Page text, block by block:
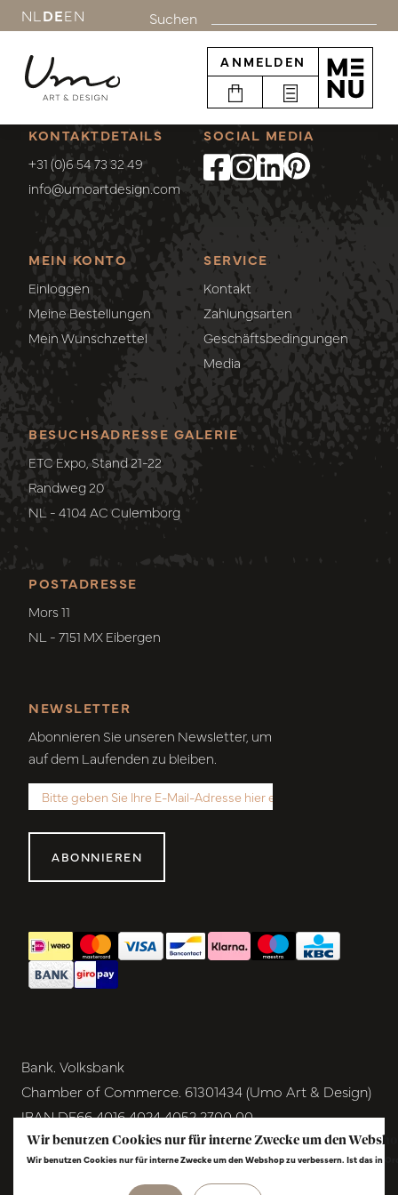
NL DEEN Suchen
ANMELDEN
Schlagworte
KONTAKTDETAILS
+31 (0)6 54 73 32 49
info@umoartdesign.com
MEIN KONTO
Einloggen
Meine Bestellungen
Mein Wunschzettel
SERVICE
Kontakt
Zahlungsarten
Geschäftsbedingungen
Media
SOCIAL MEDIA
POSTADRESSE
Mors 11
NL - 7151 MX Eibergen
BESUCHSADRESSE GALERIE
ETC Expo, Stand 21-22
Randweg 20
NL - 4104 AC Culemborg
NEWSLETTER
Abonnieren Sie unseren Newsletter, um
auf dem Laufenden zu bleiben.
ABONNIEREN
Bank. Volksbank
Chamber of Commerce. 61301434 (Umo Art & Design)
IBAN DE66 4016 4024 4052 2700 00
BIC GENODEM1GRN
VAT NL854291040B01
Wir benutzen Cookies nur für interne Zwecke um den
Wir benutzen Cookies nur für interne Zwecke um den Webshop zu verbessern. Ist das in